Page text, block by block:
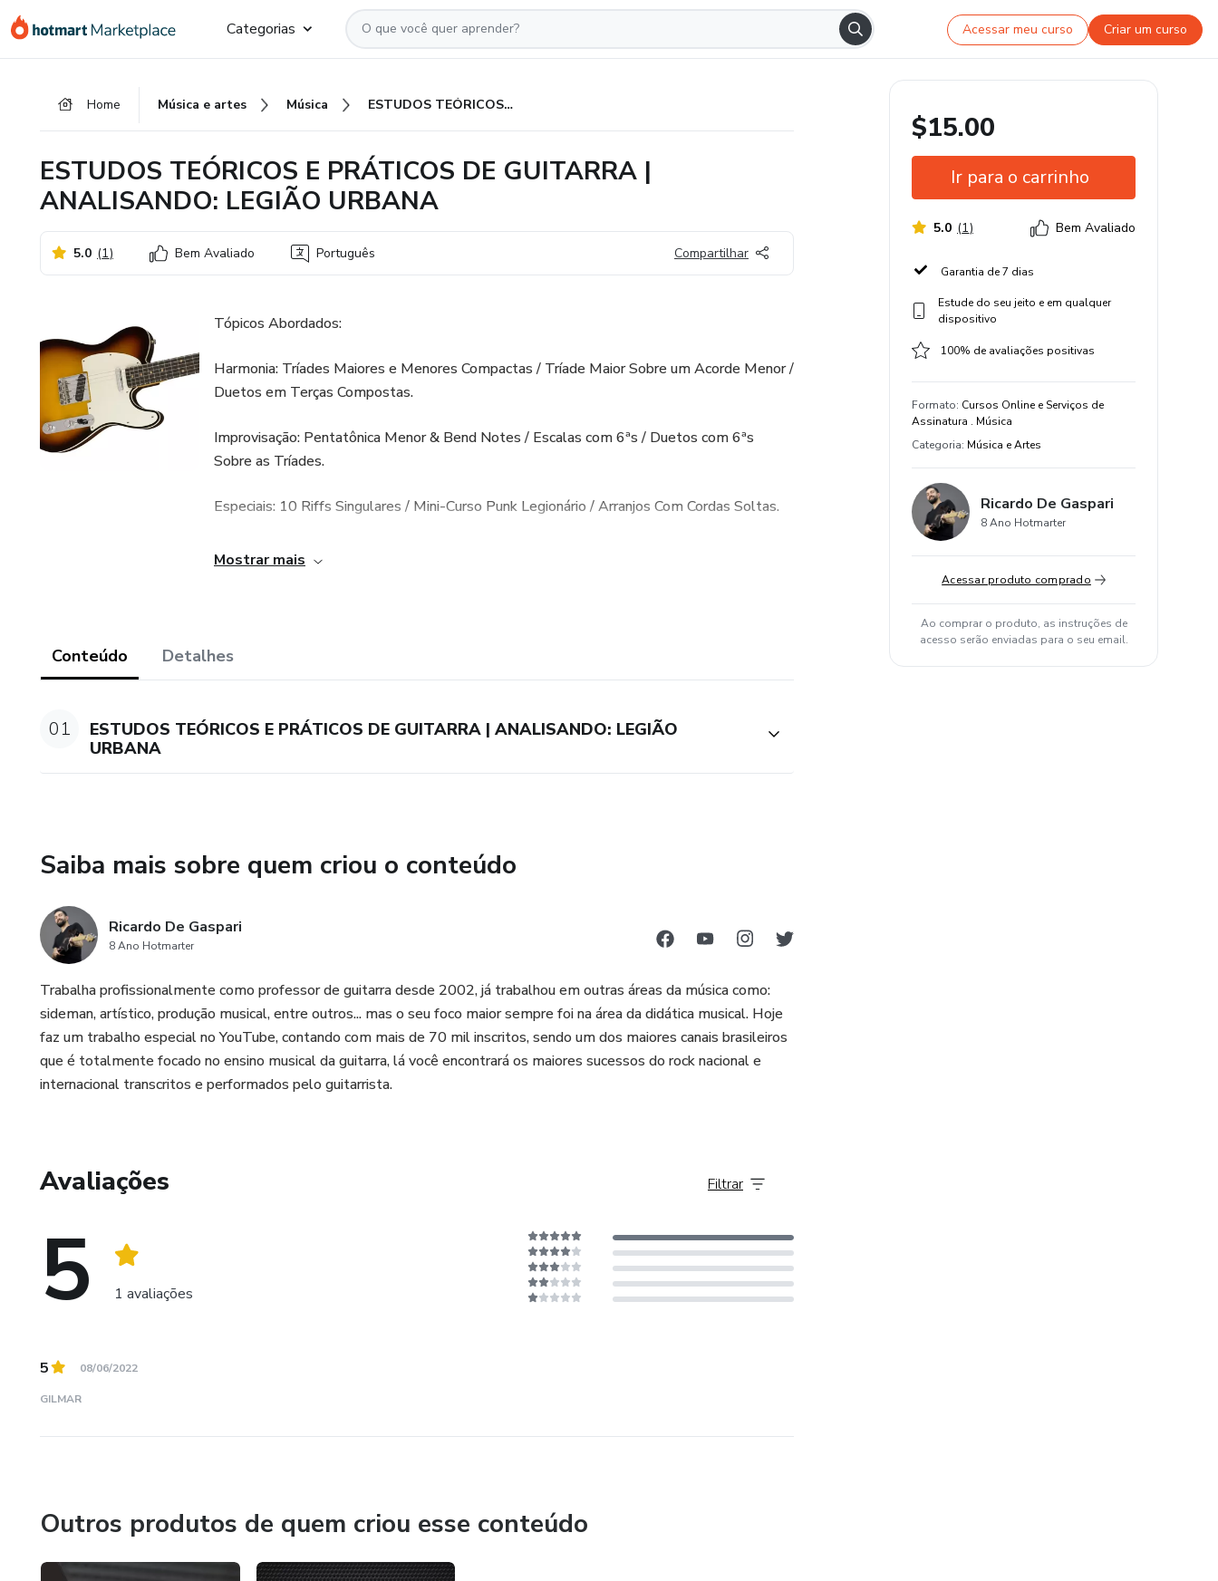
para
para
para
Categorias Acessar meu curso Criar um curso
Home Música e artes Música ESTUDOS TEÓRICOS E PRÁTICOS DE GUITARRA | ANALISANDO: LEGIÃO URBANA
ESTUDOS TEÓRICOS E PRÁTICOS DE GUITARRA |
ANALISANDO: LEGIÃO URBANA
5.0 (1) Bem Avaliado Português Compartilhar
Tópicos Abordados:
Harmonia: Tríades Maiores e Menores Compactas / Tríade Maior Sobre um Acorde Menor /
Duetos em Terças Compostas.
Improvisação: Pentatônica Menor & Bend Notes / Escalas com 6ªs / Duetos com 6ªs
Sobre as Tríades.
Especiais: 10 Riffs Singulares / Mini-Curso Punk Legionário / Arranjos Com Cordas Soltas.
Músicas analisadas (bases e/ou solos):
(Acústico MTV) / Química / 1965 (Duas Tribos) / Geração Coca-Cola / Petróleo do Futuro /
Contra as Nuvens / Quase Sem Querer / Um Dia Perfeito / Sete Cidades / O Mundo Anda
Tão Complicado / Tempo Perdido / Ainda é Cedo / Só Por Hoje / Quando o Sol Bater... / Os
Nesses cursos são analisadas as principais obras do artista em 4 perspectivas:
harmônico; técnica; solo/improviso e estilo.
Mostrar mais
Conteúdo Detalhes
01
ESTUDOS TEÓRICOS E PRÁTICOS DE GUITARRA | ANALISANDO: LEGIÃO
URBANA
Saiba mais sobre quem criou o conteúdo
Ricardo De Gaspari
8 Ano Hotmarter
Trabalha profissionalmente como professor de guitarra desde 2002, já trabalhou em outras áreas da música como:
sideman, artístico, produção musical, entre outros... mas o seu foco maior sempre foi na área da didática musical. Hoje
faz um trabalho especial no YouTube, contando com mais de 70 mil inscritos, sendo um dos maiores canais brasileiros
que é totalmente focado no ensino musical da guitarra, lá você encontrará os maiores sucessos do rock nacional e
internacional transcritos e performados pelo guitarrista.
Avaliações
5 1 avaliações
Filtrar
5 08/06/2022
GILMAR
Outros produtos de quem criou esse conteúdo
$15.00
Ir para o carrinho
5.0 (1) Bem Avaliado
Garantia de 7 dias
Estude do seu jeito e em qualquer
dispositivo
100% de avaliações positivas
Formato: Cursos Online e Serviços de
Assinatura . Música
Categoria: Música e Artes
Ricardo De Gaspari
8 Ano Hotmarter
Acessar produto comprado
Ao comprar o produto, as instruções de
acesso serão enviadas para o seu email.